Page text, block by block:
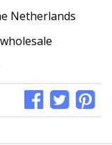
Netherlands